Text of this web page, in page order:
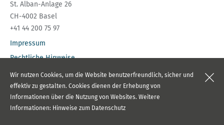
Wir nutzen Cookies, um die Website benutzerfreundlich, sicher und
effektiv zu gestalten. Cookies dienen der Erhebung von
Informationen über die Nutzung von Websites. Weitere
Informationen: Hinweise zum Datenschutz
Inhaltsverzeichnis
St. Alban-Anlage 26
CH-4002 Basel
+41 44 200 75 97
Impressum
Rechtliche Hinweise
Datenschutz